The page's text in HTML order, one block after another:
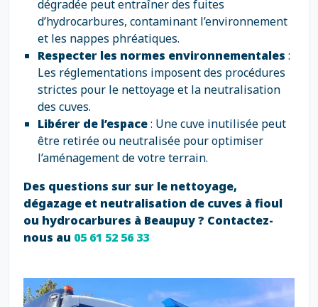
dégradée peut entraîner des fuites
d’hydrocarbures, contaminant l’environnement
et les nappes phréatiques.
Respecter les normes environnementales :
Les réglementations imposent des procédures
strictes pour le nettoyage et la neutralisation
des cuves.
Libérer de l’espace: Une cuve inutilisée peut
être retirée ou neutralisée pour optimiser
l’aménagement de votre terrain.
Des questions sur sur le nettoyage,
dégazage et neutralisation de cuves à fioul
ou hydrocarbures à Beaupuy ? Contactez-
nous au 05 61 52 56 33